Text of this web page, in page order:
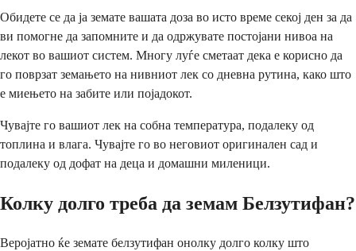
Обидете се да ја земате вашата доза во исто време секој ден за да
ви помогне да запомните и да одржувате постојани нивоа на
лекот во вашиот систем. Многу луѓе сметаат дека е корисно да
го поврзат земањето на нивниот лек со дневна рутина, како што
е миењето на забите или појадокот.
Чувајте го вашиот лек на собна температура, подалеку од
топлина и влага. Чувајте го во неговиот оригинален сад и
подалеку од дофат на деца и домашни миленици.
Колку долго треба да земам Белзутифан?
Веројатно ќе земате белзутифан онолку долго колку што